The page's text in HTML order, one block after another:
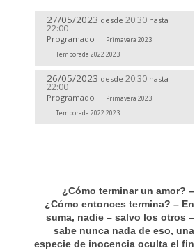
27/05/2023 desde 20:30 hasta
22:00
Programado
Primavera 2023
Temporada 2022 2023
26/05/2023 desde 20:30 hasta
22:00
Programado
Primavera 2023
Temporada 2022 2023
¿Cómo terminar un amor? –
¿Cómo entonces termina? – En
suma, nadie – salvo los otros –
sabe nunca nada de eso, una
especie de inocencia oculta el fin